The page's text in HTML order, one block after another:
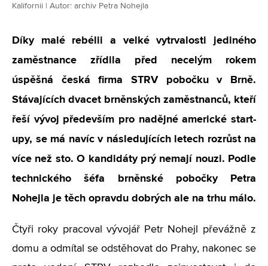
Kalifornii | Autor: archiv Petra Nohejla
Díky malé rebélii a velké vytrvalosti jediného
zaměstnance zřídila před necelým rokem
úspěšná česká firma STRV pobočku v Brně.
Stávajících dvacet brněnských zaměstnanců, kteří
řeší vývoj především pro nadějné americké start-
upy, se má navíc v následujících letech rozrůst na
více než sto. O kandidáty prý nemají nouzi. Podle
technického šéfa brněnské pobočky Petra
Nohejla je těch opravdu dobrých ale na trhu málo.
Čtyři roky pracoval vývojář Petr Nohejl převážně z
domu a odmítal se odstěhovat do Prahy, nakonec se